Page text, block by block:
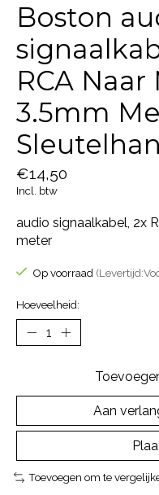
Boston
RCA
3.5mm
€14,50
Incl. btw
audio signaalkabel, 2x
meter
Op voorraad
Hoeveelheid:
Aan
Toevoegen om te